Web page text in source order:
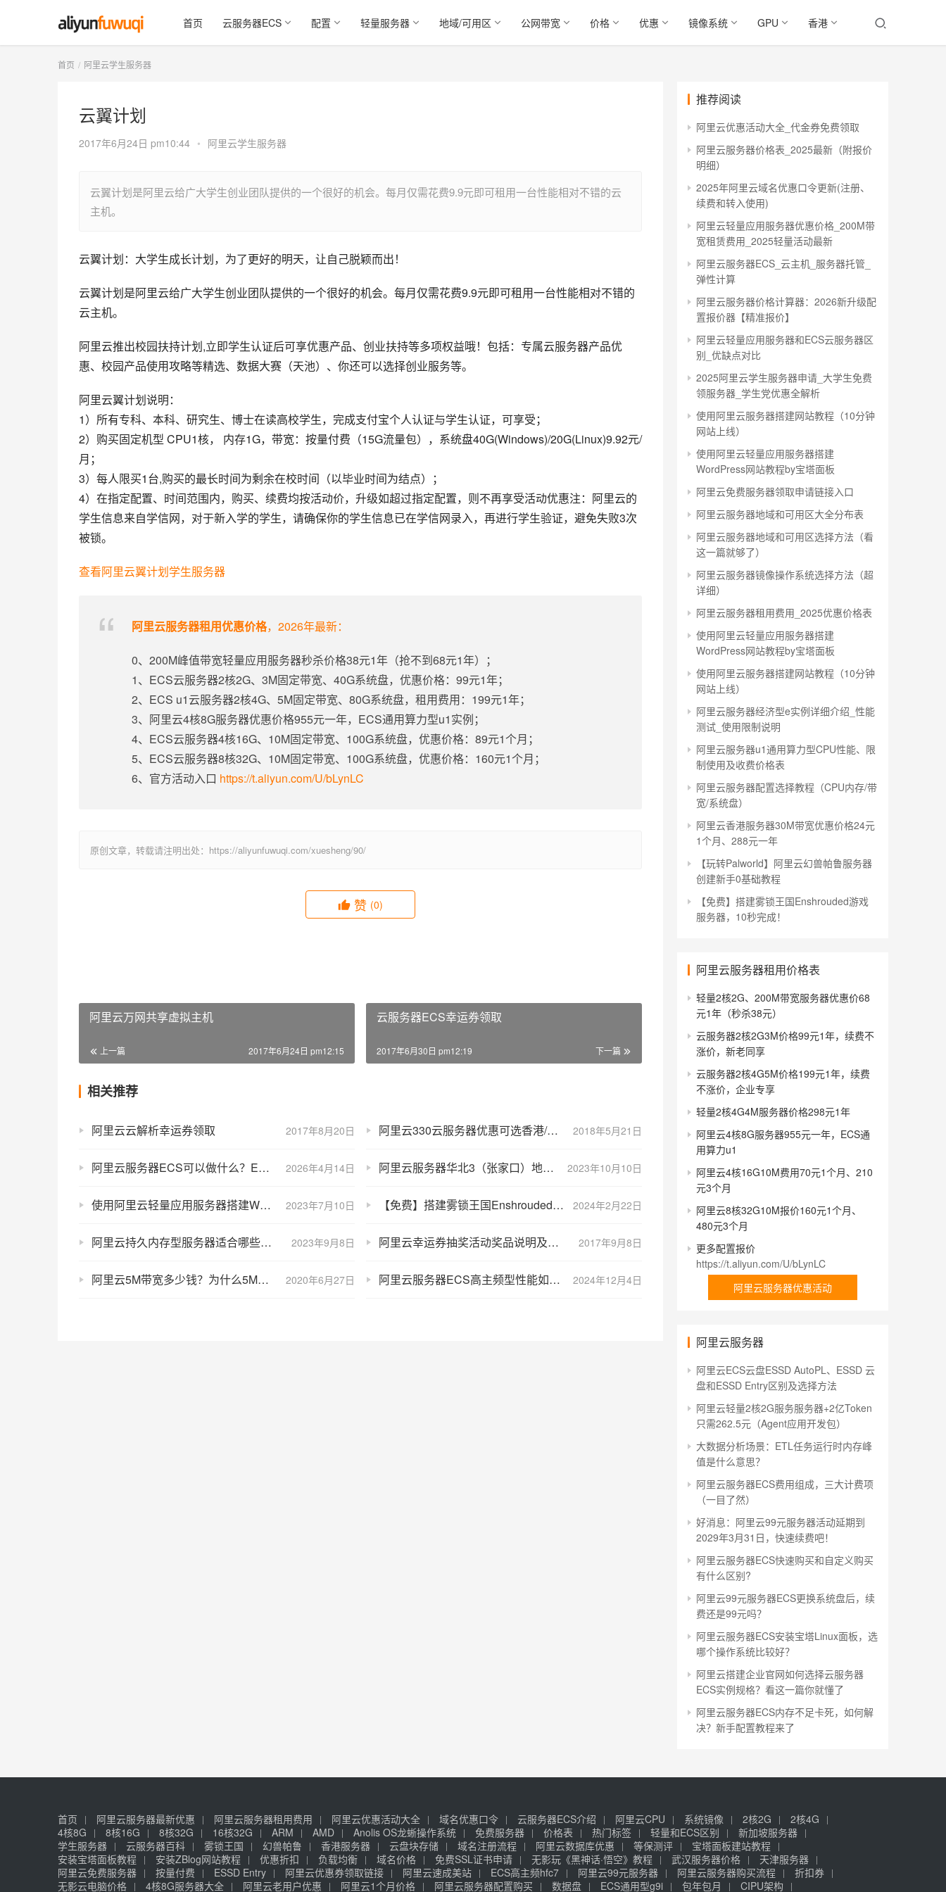
首页 云服务器ECS 配置 轻量服务器 地域/可用区 公网带宽 价格 优惠 镜像系统 GPU 香港
首页 阿里云学生服务器
云翼计划
2017年6月24日 pm10:44 • 阿里云学生服务器
云翼计划是阿里云给广大学生创业团队提供的一个很好的机会。每月仅需花费9.9元即可租用一台性能相对不错的云
主机。
云翼计划：大学生成长计划，为了更好的明天，让自己脱颖而出！
云翼计划是阿里云给广大学生创业团队提供的一个很好的机会。每月仅需花费9.9元即可租用一台性能相对不错的
云主机。
阿里云推出校园扶持计划,立即学生认证后可享优惠产品、创业扶持等多项权益哦！包括：专属云服务器产品优
惠、校园产品使用攻略等精选、数据大赛（天池）、你还可以选择创业服务等。
阿里云翼计划说明：
1）所有专科、本科、研究生、博士在读高校学生，完成支付宝个人认证与学生认证，可享受；
2）购买固定机型 CPU1核， 内存1G，带宽：按量付费（15G流量包），系统盘40G(Windows)/20G(Linux)9.92元/
月；
3）每人限买1台,购买的最长时间为剩余在校时间（以毕业时间为结点）；
4）在指定配置、时间范围内，购买、续费均按活动价，升级如超过指定配置，则不再享受活动优惠注：阿里云的
学生信息来自学信网，对于新入学的学生，请确保你的学生信息已在学信网录入，再进行学生验证，避免失败3次
被锁。
查看阿里云翼计划学生服务器
阿里云服务器租用优惠价格，2026年最新：
0、200M峰值带宽轻量应用服务器秒杀价格38元1年（抢不到68元1年）；
1、ECS云服务器2核2G、3M固定带宽、40G系统盘，优惠价格：99元1年；
2、ECS u1云服务器2核4G、5M固定带宽、80G系统盘，租用费用：199元1年；
3、阿里云4核8G服务器优惠价格955元一年，ECS通用算力型u1实例；
4、ECS云服务器4核16G、10M固定带宽、100G系统盘，优惠价格：89元1个月；
5、ECS云服务器8核32G、10M固定带宽、100G系统盘，优惠价格：160元1个月；
6、官方活动入口 https://t.aliyun.com/U/bLynLC
原创文章，转载请注明出处：https://aliyunfuwuqi.com/xuesheng/90/
赞 (0)
阿里云万网共享虚拟主机
上一篇 2017年6月24日 pm12:15
云服务器ECS幸运券领取
下一篇
2017年6月30日 pm12:19
相关推荐
2017年8月20日
阿里云云解析幸运券领取 2018年5月21日
阿里云330云服务器优惠可选香港/美国/新加坡/德国节点
2026年4月14日
阿里云服务器ECS可以做什么？ECS适合哪些使用场景？ 2023年10月10日
阿里云服务器华北3（张家口）地域公网带宽收费价格表
2023年7月10日
使用阿里云轻量应用服务器搭建WordPress网站教程by宝塔面板 2024年2月22日
【免费】搭建雾锁王国Enshrouded游戏服务器，10秒完成！
2023年9月8日
阿里云持久内存型服务器适合哪些使用场景？ 2017年9月8日
阿里云幸运券抽奖活动奖品说明及规则
2020年6月27日
阿里云5M带宽多少钱？为什么5M带宽是最值得买的？ 2024年12月4日
阿里云服务器ECS高主频型性能如何？CPU型号及高主频实例大全
推荐阅读
阿里云优惠活动大全_代金券免费领取
阿里云服务器价格表_2025最新（附报价
明细）
2025年阿里云域名优惠口令更新(注册、
续费和转入使用)
阿里云轻量应用服务器优惠价格_200M带
宽租赁费用_2025轻量活动最新
阿里云服务器ECS_云主机_服务器托管_
弹性计算
阿里云服务器价格计算器：2026新升级配
置报价器【精准报价】
阿里云轻量应用服务器和ECS云服务器区
别_优缺点对比
2025阿里云学生服务器申请_大学生免费
领服务器_学生党优惠全解析
使用阿里云服务器搭建网站教程（10分钟
网站上线）
使用阿里云轻量应用服务器搭建
WordPress网站教程by宝塔面板
阿里云免费服务器领取申请链接入口
阿里云服务器地域和可用区大全分布表
阿里云服务器地域和可用区选择方法（看
这一篇就够了）
阿里云服务器镜像操作系统选择方法（超
详细）
阿里云服务器租用费用_2025优惠价格表
使用阿里云轻量应用服务器搭建
WordPress网站教程by宝塔面板
使用阿里云服务器搭建网站教程（10分钟
网站上线）
阿里云服务器经济型e实例详细介绍_性能
测试_使用限制说明
阿里云服务器u1通用算力型CPU性能、限
制使用及收费价格表
阿里云服务器配置选择教程（CPU内存/带
宽/系统盘）
阿里云香港服务器30M带宽优惠价格24元
1个月、288元一年
【玩转Palworld】阿里云幻兽帕鲁服务器
创建新手0基础教程
【免费】搭建雾锁王国Enshrouded游戏
服务器，10秒完成！
阿里云服务器租用价格表
轻量2核2G、200M带宽服务器优惠价68
元1年（秒杀38元）
云服务器2核2G3M价格99元1年，续费不
涨价，新老同享
云服务器2核4G5M价格199元1年，续费
不涨价，企业专享
轻量2核4G4M服务器价格298元1年
阿里云4核8G服务器955元一年，ECS通
用算力u1
阿里云4核16G10M费用70元1个月、210
元3个月
阿里云8核32G10M报价160元1个月、
480元3个月
更多配置报价
https://t.aliyun.com/U/bLynLC
阿里云服务器优惠活动
阿里云服务器
阿里云ECS云盘ESSD AutoPL、ESSD 云
盘和ESSD Entry区别及选择方法
阿里云轻量2核2G服务服务器+2亿Token
只需262.5元（Agent应用开发包）
大数据分析场景：ETL任务运行时内存峰
值是什么意思？
阿里云服务器ECS费用组成，三大计费项
（一目了然）
好消息：阿里云99元服务器活动延期到
2029年3月31日，快速续费吧！
阿里云服务器ECS快速购买和自定义购买
有什么区别?
阿里云99元服务器ECS更换系统盘后，续
费还是99元吗？
阿里云服务器ECS安装宝塔Linux面板，选
哪个操作系统比较好？
阿里云搭建企业官网如何选择云服务器
ECS实例规格？看这一篇你就懂了
阿里云服务器ECS内存不足卡死，如何解
决？新手配置教程来了
首页 阿里云服务器最新优惠 阿里云服务器租用费用 阿里云优惠活动大全 域名优惠口令 云服务器ECS介绍 阿里云CPU 系统镜像 2核2G
2核4G
4核8G
8核16G 8核32G 16核32G ARM AMD Anolis OS龙蜥操作系统 免费服务器 价格表 热门标签 轻量和ECS区别
新加坡服务器
学生服务器
云服务器百科 雾锁王国 幻兽帕鲁 香港服务器 云盘块存储 域名注册流程 阿里云数据库优惠 等保测评
宝塔面板建站教程
安装宝塔面板教程
安装ZBlog网站教程 优惠折扣 负载均衡 域名价格 免费SSL证书申请 无影玩《黑神话·悟空》教程 武汉服务器价格
天津服务器
阿里云免费服务器
按量付费 ESSD Entry 阿里云优惠券领取链接 阿里云速成美站 ECS高主频hfc7 阿里云99元服务器 阿里云服务器购买流程
折扣券
无影云电脑价格
4核8G服务器大全 阿里云老用户优惠 阿里云1个月价格 阿里云服务器配置购买 数据盘 ECS通用型g9i 包年包月 CIPU架构